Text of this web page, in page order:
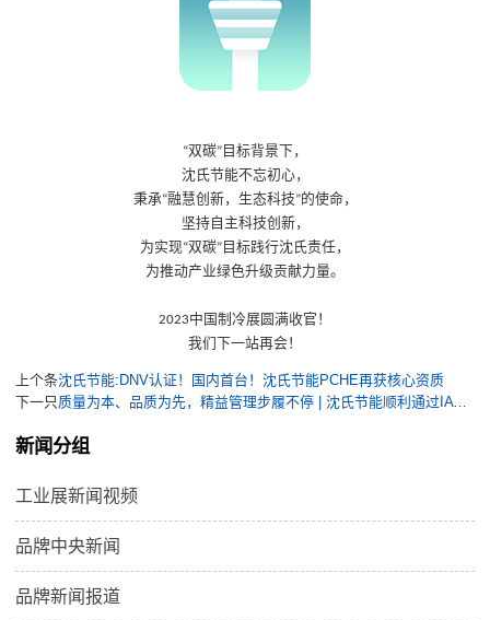
“双碳” 目标背景下，
沈氏节能不忘初心，
秉承“融慧创新，生态科技”的使命，
坚持自主科技创新，
为实现“双碳” 目标践行沈氏责任，
为推动产业绿色升级贡献力量。
2023中国制冷展圆满收官！
我们下一站再会！
上个条沈氏节能:DNV认证！国内首台！沈氏节能PCHE再获核心资质
下一只
质量为本、品质为先，精益管理步履不停 | 沈氏节能顺利通过IATF16949质量管理体系年度监督审核
新闻分组
工业展新闻视频
品牌中央新闻
品牌新闻报道